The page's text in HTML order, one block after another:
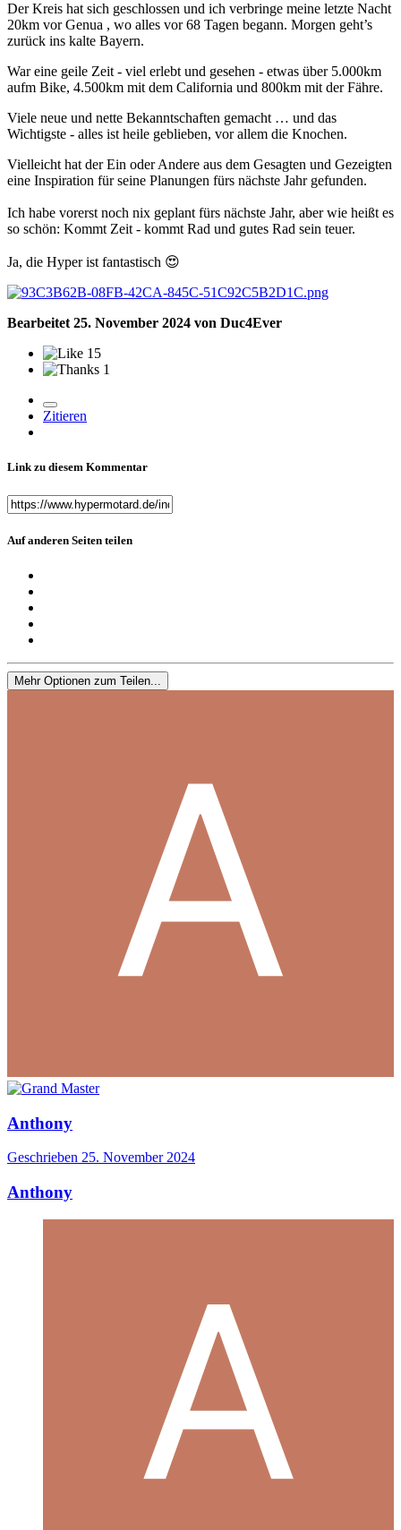
Der Kreis hat sich geschlossen und ich verbringe meine letzte Nacht
20km vor Genua , wo alles vor 68 Tagen begann. Morgen geht’s
zurück ins kalte Bayern.
War eine geile Zeit - viel erlebt und gesehen - etwas über 5.000km
aufm Bike, 4.500km mit dem California und 800km mit der Fähre.
Viele neue und nette Bekanntschaften gemacht … und das
Wichtigste - alles ist heile geblieben, vor allem die Knochen.
Vielleicht hat der Ein oder Andere aus dem Gesagten und Gezeigten
eine Inspiration für seine Planungen fürs nächste Jahr gefunden.
Ich habe vorerst noch nix geplant fürs nächste Jahr, aber wie heißt es
so schön: Kommt Zeit - kommt Rad und gutes Rad sein teuer.
Ja, die Hyper ist fantastisch 😍
Bearbeitet 25. November 2024 von Duc4Ever
15
1
Zitieren
Link zu diesem Kommentar
Auf anderen Seiten teilen
Mehr Optionen zum Teilen...
Anthony
Geschrieben 25. November 2024
Anthony